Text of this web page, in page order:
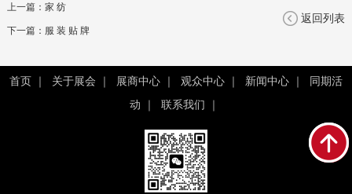
上一篇： 家 纺
下一篇： 服 装 贴 牌
返回列表
首页｜ 关于展会 ｜ 展商中心｜ 观众中心｜ 新闻中心｜ 同期活
动 ｜ 联系我们 ｜